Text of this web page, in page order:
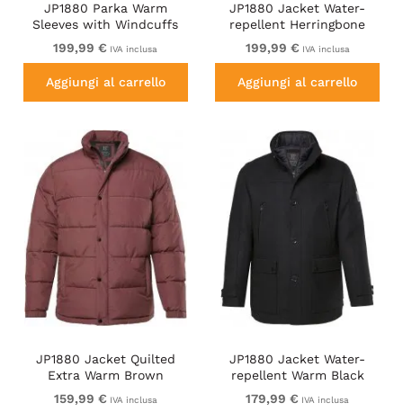
JP1880 Parka Warm
Sleeves with Windcuffs
Black
199,99 € IVA inclusa
Aggiungi al carrello
JP1880 Jacket Water-
repellent Herringbone
Insert Navy
199,99 € IVA inclusa
Aggiungi al carrello
JP1880 Jacket Quilted
Extra Warm Brown
159,99 € IVA inclusa
JP1880 Jacket Water-
repellent Warm Black
179,99 € IVA inclusa